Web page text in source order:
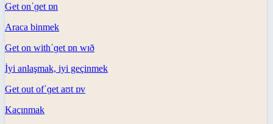
Get onˈɡet ɒn
Araca binmek
Get on withˈɡet ɒn wɪð
İyi anlaşmak, iyi geçinmek
Get out ofˈɡet aʊt ɒv
Kaçınmak